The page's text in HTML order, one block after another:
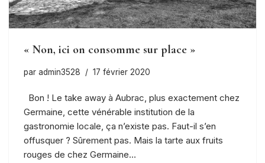
« Non, ici on consomme sur place »
par admin3528 17 février 2020
Bon ! Le take away à Aubrac, plus exactement chez
Germaine, cette vénérable institution de la
gastronomie locale, ça n’existe pas. Faut-il s’en
offusquer ? Sûrement pas. Mais la tarte aux fruits
rouges de chez Germaine…